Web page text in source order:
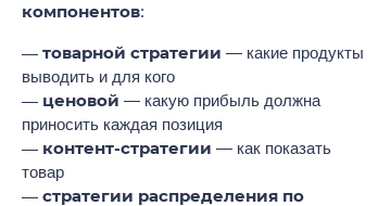
компонентов:
товарной стратегии — какие продукты
выводить и для кого
ценовой — какую прибыль должна
приносить каждая позиция
контент-стратегии — как показать
товар
стратегии распределения по